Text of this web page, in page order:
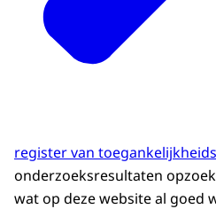
register van
onderzoeksresultaten
wat op deze website al goed